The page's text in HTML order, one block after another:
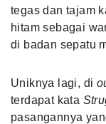
tegas dan tajam
hitam sebagai
di badan sepatu
Uniknya lagi, di
terdapat kata
pasangannya